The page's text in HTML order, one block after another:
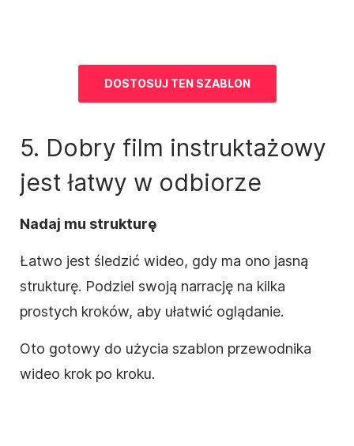
DOSTOSUJ TEN SZABLON
5. Dobry film instruktażowy
jest łatwy w odbiorze
Nadaj mu strukturę
Łatwo jest śledzić wideo, gdy ma ono jasną
strukturę. Podziel swoją narrację na kilka
prostych kroków, aby ułatwić oglądanie.
Oto gotowy do użycia szablon przewodnika
wideo krok po kroku.